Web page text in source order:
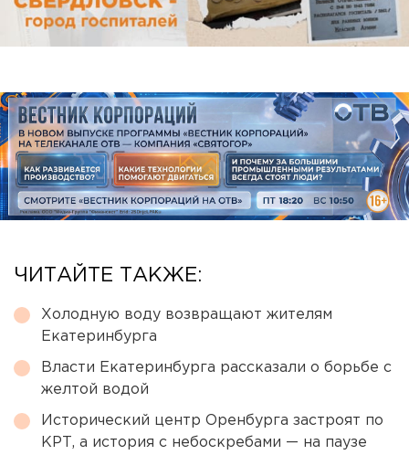
ЧИТАЙТЕ ТАКЖЕ:
Холодную воду возвращают жителям
Екатеринбурга
Власти Екатеринбурга рассказали о борьбе с
желтой водой
Исторический центр Оренбурга застроят по
КРТ, а история с небоскребами — на паузе